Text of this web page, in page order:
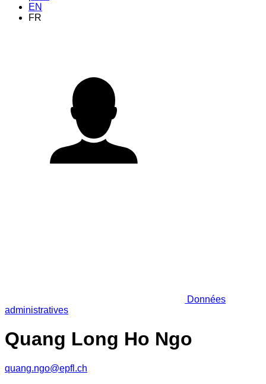
EN
FR
Données
administratives
Quang Long Ho Ngo
quang.ngo@epfl.ch